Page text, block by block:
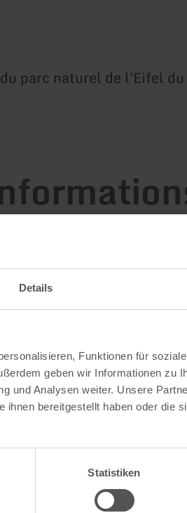
Details
Funktionen für
geben wir Informationen zu
und Analysen weiter. Unsere
bereitgestellt haben oder die
Statistiken
du parc naturel de l'Eifel du